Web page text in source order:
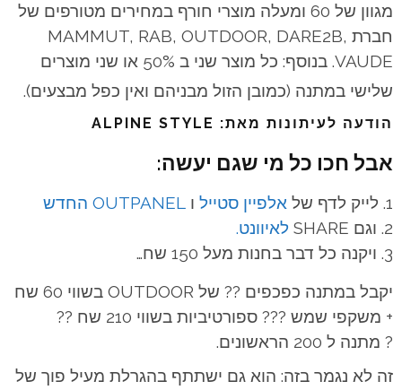
מגוון של 60 ומעלה מוצרי חורף במחירים מטורפים של
חברת MAMMUT, RAB, OUTDOOR, DARE2B,
VAUDE. בנוסף: כל מוצר שני ב 50% או שני מוצרים
שלישי במתנה (כמובן הזול מבניהם ואין כפל מבצעים).
הודעה לעיתונות מאת: ALPINE STYLE
אבל חכו כל מי שגם יעשה:
לייק לדף של אלפיין סטייל ו OUTPANEL החדש
וגם SHARE
לאיוונט.
ויקנה כל דבר בחנות מעל 150 שח…
יקבל במתנה כפכפים ?
?
של OUTDOOR בשווי 60 שח
+ משקפי שמש ?
?
? ספורטיביות בשווי 210 שח ?
?
? מתנה ל 200 הראשונים.
זה לא נגמר בזה: הוא גם ישתתף בהגרלת מעיל פוך של